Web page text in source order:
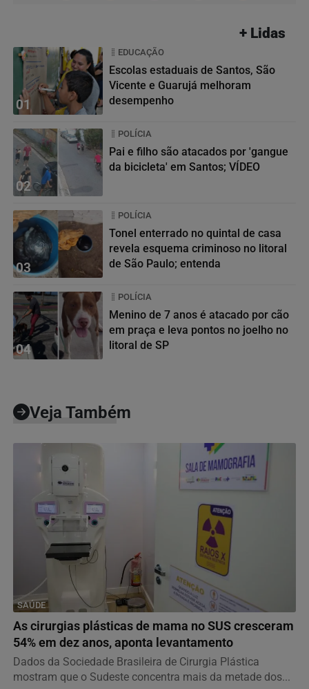
+ Lidas
01
EDUCAÇÃO
Escolas estaduais de Santos, São
Vicente e Guarujá melhoram
desempenho
02
POLÍCIA
Pai e filho são atacados por 'gangue
da bicicleta' em Santos; VÍDEO
03
POLÍCIA
Tonel enterrado no quintal de casa
revela esquema criminoso no litoral
de São Paulo; entenda
04
POLÍCIA
Menino de 7 anos é atacado por cão
em praça e leva pontos no joelho no
litoral de SP
Veja Também
SAÚDE
As cirurgias plásticas de mama no SUS cresceram
54% em dez anos, aponta levantamento
Dados da Sociedade Brasileira de Cirurgia Plástica
mostram que o Sudeste concentra mais da metade dos...